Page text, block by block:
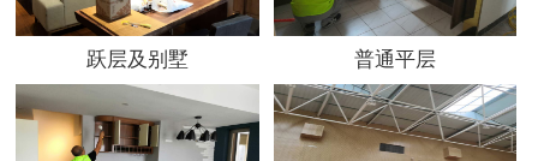
跃层及别墅 普通平层